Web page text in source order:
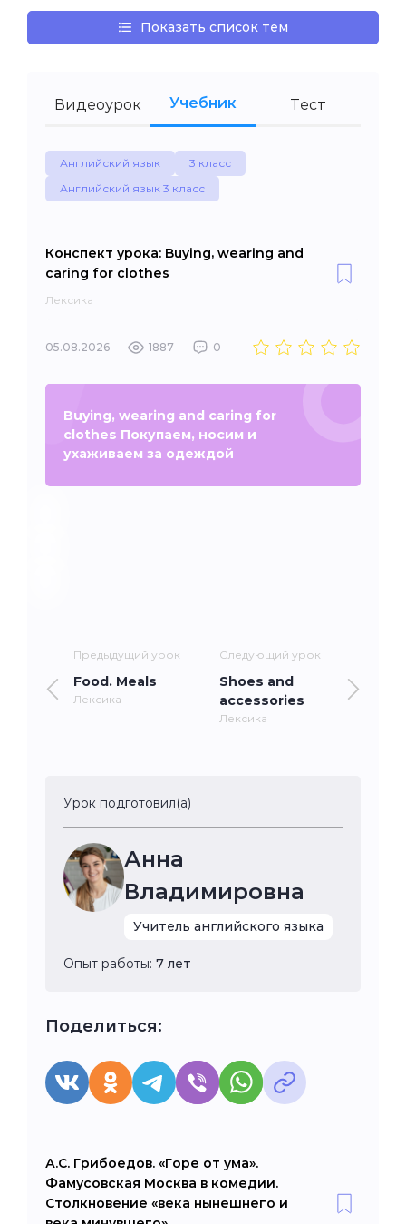
Показать список тем
Видеоурок Учебник Тест
Английский язык
3 класс
Английский язык 3 класс
Конспект урока: Buying, wearing and
caring for clothes
Лексика
05.08.2026 1887 0
Buying, wearing and caring for
clothes Покупаем, носим и
ухаживаем за одеждой
Предыдущий урок
Food. Meals
Лексика
Следующий урок
Shoes and
accessories
Лексика
Урок подготовил(а)
Анна
Владимировна
Учитель английского языка
Опыт работы: 7 лет
Поделиться:
А.С. Грибоедов. «Горе от ума».
Фамусовская Москва в комедии.
Столкновение «века нынешнего и